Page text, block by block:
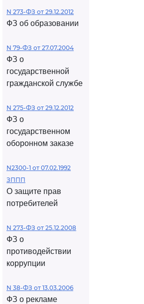
N 273-ФЗ от 29.12.2012
ФЗ об образовании
N 79-ФЗ от 27.07.2004
ФЗ о
государственной
гражданской службе
N 275-ФЗ от 29.12.2012
ФЗ о
государственном
оборонном заказе
N2300-1 от 07.02.1992
ЗППП
О защите прав
потребителей
N 273-ФЗ от 25.12.2008
ФЗ о
противодействии
коррупции
N 38-ФЗ от 13.03.2006
ФЗ о рекламе